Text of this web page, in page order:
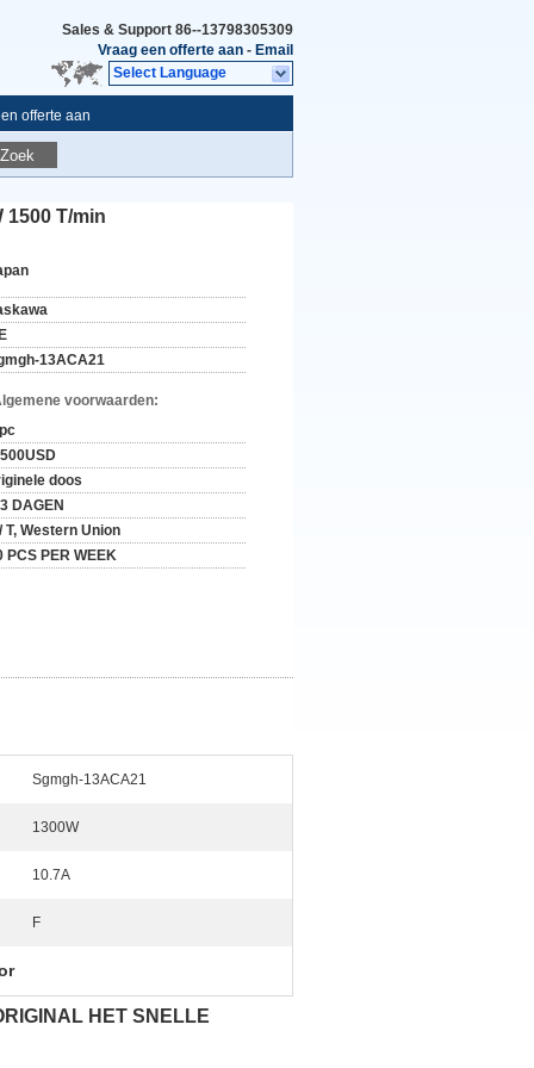
Sales & Support 86--13798305309
Vraag een offerte aan - Email
Select Language
offerte aan
Zoek
1500 T/min
13ACA21
voorwaarden:
doos
DAGEN
T, Western Union
PCS PER WEEK
Sgmgh-13ACA21
1300W
10.7A
F
HET SNELLE